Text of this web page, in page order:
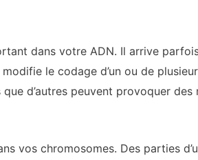
dans votre ADN. Il arrive parfois
le codage d’un ou de
d’autres peuvent provoquer des
vos chromosomes. Des parties